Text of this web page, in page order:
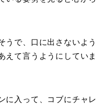
うで、口に出さないよう
えて言うようにしていま
に入って、コブにチャレ